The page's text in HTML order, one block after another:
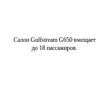
Салон Gulfstream G650 вмещает
до 18 пассажиров.